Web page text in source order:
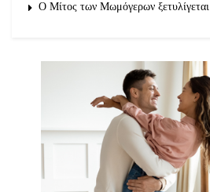
O Μίτος των Μωμόγερων ξετυλίγεται